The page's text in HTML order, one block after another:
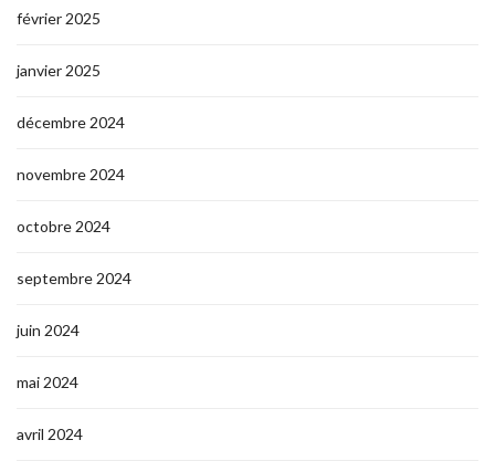
février 2025
janvier 2025
décembre 2024
novembre 2024
octobre 2024
septembre 2024
juin 2024
mai 2024
avril 2024